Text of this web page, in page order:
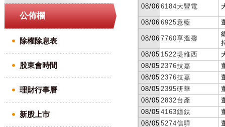
公佈欄
除權除息表
股東會時間
理財行事曆
新股上市